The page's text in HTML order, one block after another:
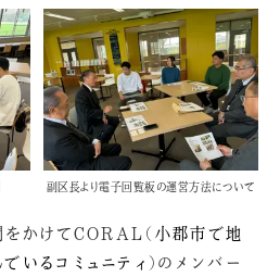
副区長より電子回覧板の運営方法について
をかけてCORAL（ 小郡市で地
いるコミュニティ ）のメンバー